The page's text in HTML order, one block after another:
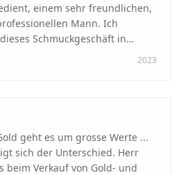
einem sehr freundlichen,
Mann. Ich
Schmuckgeschäft in
war sehr zufrieden und
Ich danke Ihnen – ich
2023
geht es um grosse Werte ...
sich der Unterschied. Herr
beim Verkauf von Gold- und